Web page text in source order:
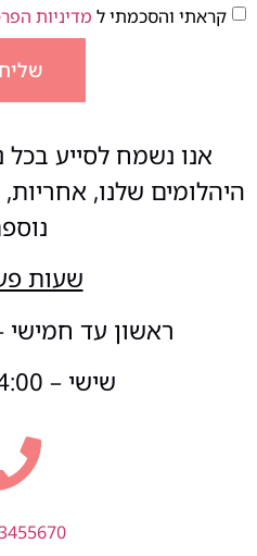
קראתי והסכמתי ל מדיניות
אנו נשמח לסייע בכל
היהלומים שלנו,
שעות
ראשון עד חמישי – 08:00-
שישי – 08:00-14:00